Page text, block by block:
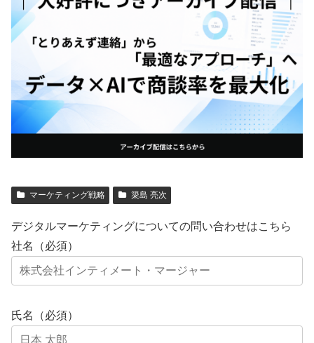
マーケティング戦略 簗島 亮次
デジタルマーケティングについての問い合わせはこちら
社名（必須）
氏名（必須）